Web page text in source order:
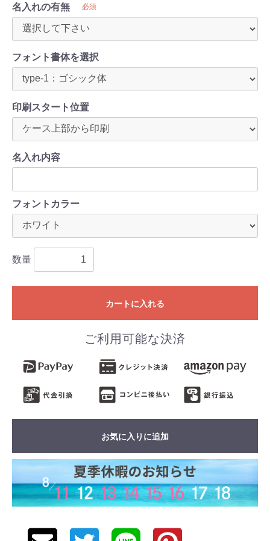
名入れの有無 必須
フォント書体を選択
印刷スタート位置
名入れ内容
フォントカラー
数量
カートに入れる
ご利用可能な決済
お気に入りに追加